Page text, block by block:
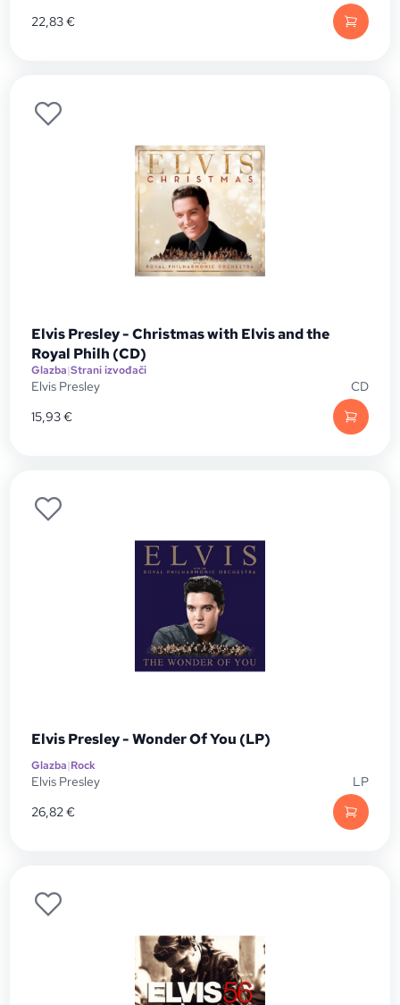
22,83€
Elvis Presley - Christmas with Elvis and the
Royal Philh (CD)
Glazba|Strani izvođači
Elvis Presley
CD
15,93€
Elvis Presley - Wonder Of You (LP)
Glazba|Rock
Elvis Presley
LP
26,82€